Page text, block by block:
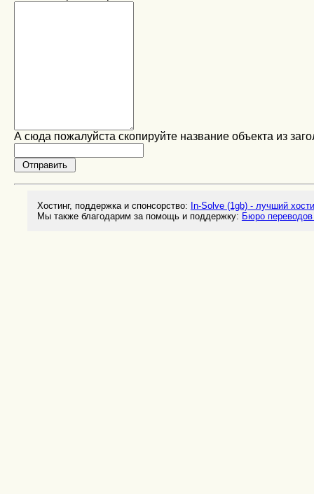
А сюда пожалуйста скопируйте название объекта из
Хостинг, поддержка и спонсорство: In-Solve (1gb) - лучший
Мы также благодарим за помощь и поддержку: Бюро переводов